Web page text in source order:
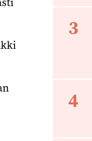
3
4